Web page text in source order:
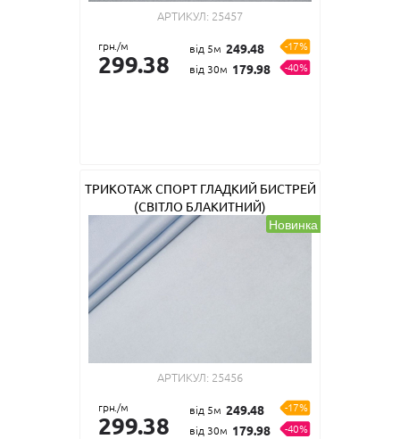
АРТИКУЛ: 25457
грн./м
299.38
від 5м 249.48
-17%
від 30м 179.98 -40%
ТРИКОТАЖ СПОРТ ГЛАДКИЙ БИСТРЕЙ
(СВІТЛО БЛАКИТНИЙ)
Новинка
АРТИКУЛ: 25456
грн./м
299.38
від 5м 249.48
-17%
від 30м 179.98 -40%